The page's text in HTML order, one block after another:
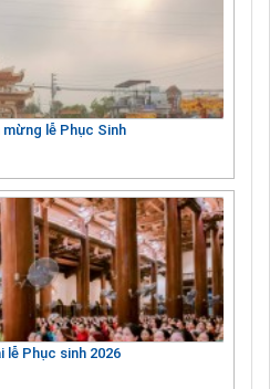
mừng lễ Phục Sinh
lễ Phục sinh 2026